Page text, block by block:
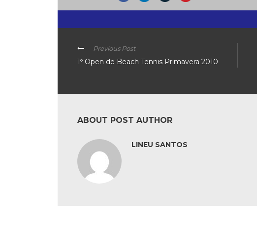
Previous Post
1º Open de Beach Tennis Primavera 2010
ABOUT POST AUTHOR
LINEU SANTOS